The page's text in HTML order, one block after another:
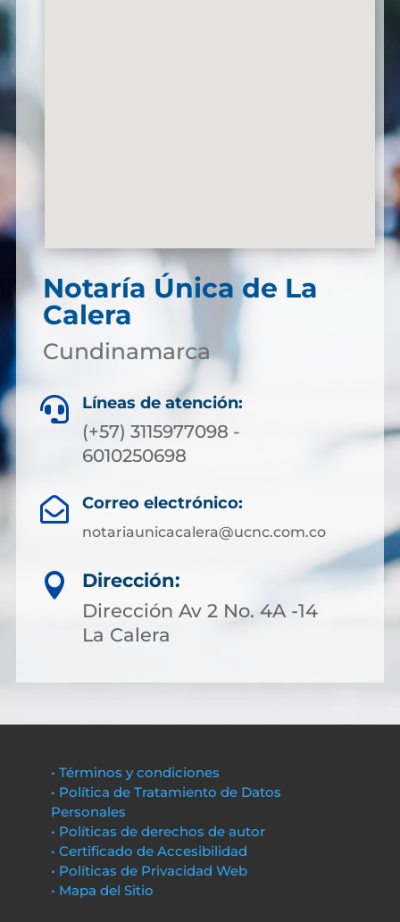
Notaría Única de La
Calera
Cundinamarca
 Líneas de atención:
(+57) 3115977098 -
6010250698
 Correo electrónico:
notariaunicacalera@ucnc.com.co

Dirección:
Dirección Av 2 No. 4A -14
La Calera
• Términos y condiciones
• Política de Tratamiento de Datos
Personales
• Políticas de derechos de autor
• Certificado de Accesibilidad
• Políticas de Privacidad Web
• Mapa del Sitio